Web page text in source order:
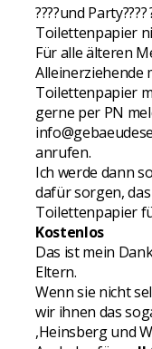
????und Party????
Toilettenpapier
Für alle älteren
Alleinerziehende
Toilettenpapier
gerne per PN
anrufen.
Ich werde dann
dafür sorgen,
Toilettenpapier
Kostenlos
Das ist mein
Eltern.
Wenn sie nicht
wir ihnen das
,Heinsberg und